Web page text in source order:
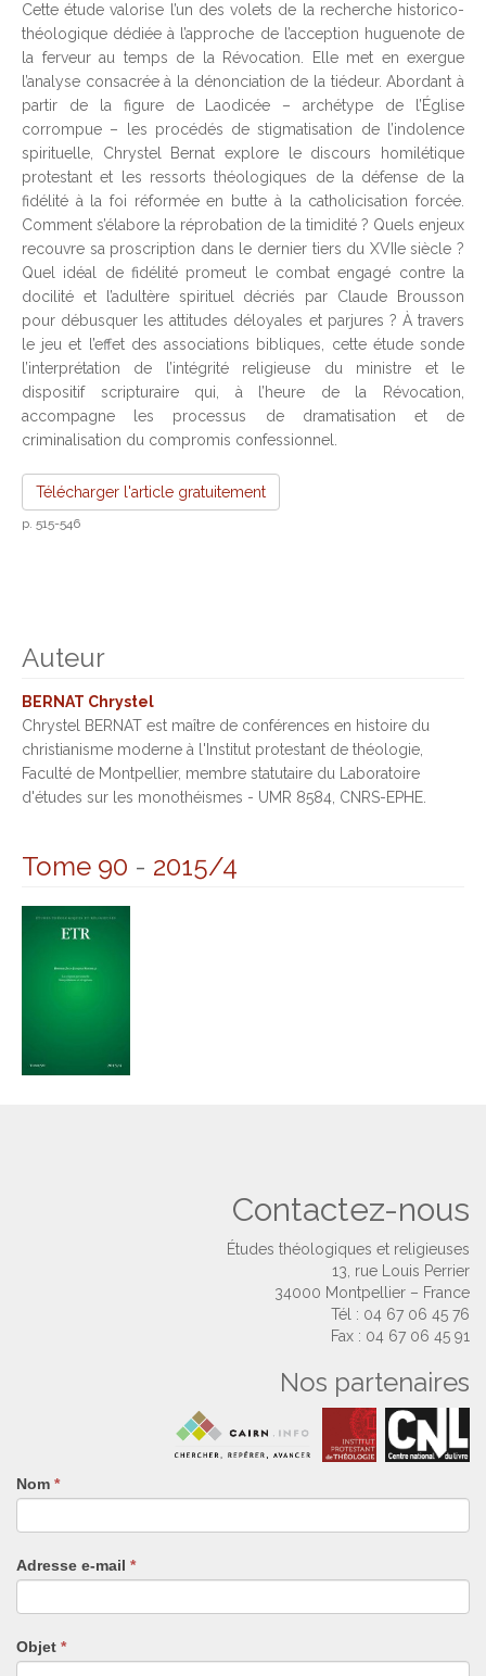
Cette étude valorise l’un des volets de la recherche historico-
théologique dédiée à l’approche de l’acception huguenote de
la ferveur au temps de la Révocation. Elle met en exergue
l’analyse consacrée à la dénonciation de la tiédeur. Abordant à
partir de la figure de Laodicée – archétype de l’Église
corrompue – les procédés de stigmatisation de l’indolence
spirituelle, Chrystel Bernat explore le discours homilétique
protestant et les ressorts théologiques de la défense de la
fidélité à la foi réformée en butte à la catholicisation forcée.
Comment s’élabore la réprobation de la timidité ? Quels enjeux
recouvre sa proscription dans le dernier tiers du XVIIe siècle ?
Quel idéal de fidélité promeut le combat engagé contre la
docilité et l’adultère spirituel décriés par Claude Brousson
pour débusquer les attitudes déloyales et parjures ? À travers
le jeu et l’effet des associations bibliques, cette étude sonde
l’interprétation de l’intégrité religieuse du ministre et le
dispositif scripturaire qui, à l’heure de la Révocation,
accompagne les processus de dramatisation et de
criminalisation du compromis confessionnel.
Télécharger l'article gratuitement
p. 515-546
Auteur
BERNAT Chrystel
Chrystel BERNAT est maître de conférences en histoire du
christianisme moderne à l'Institut protestant de théologie,
Faculté de Montpellier, membre statutaire du Laboratoire
d'études sur les monothéismes - UMR 8584, CNRS-EPHE.
Tome 90 - 2015/4
Contactez-nous
Études théologiques et religieuses
13, rue Louis Perrier
34000 Montpellier – France
Tél : 04 67 06 45 76
Fax : 04 67 06 45 91
Nos partenaires
Nom *
Adresse e-mail *
Objet *
Si
vous
êtes
humain,
remplissez
ce